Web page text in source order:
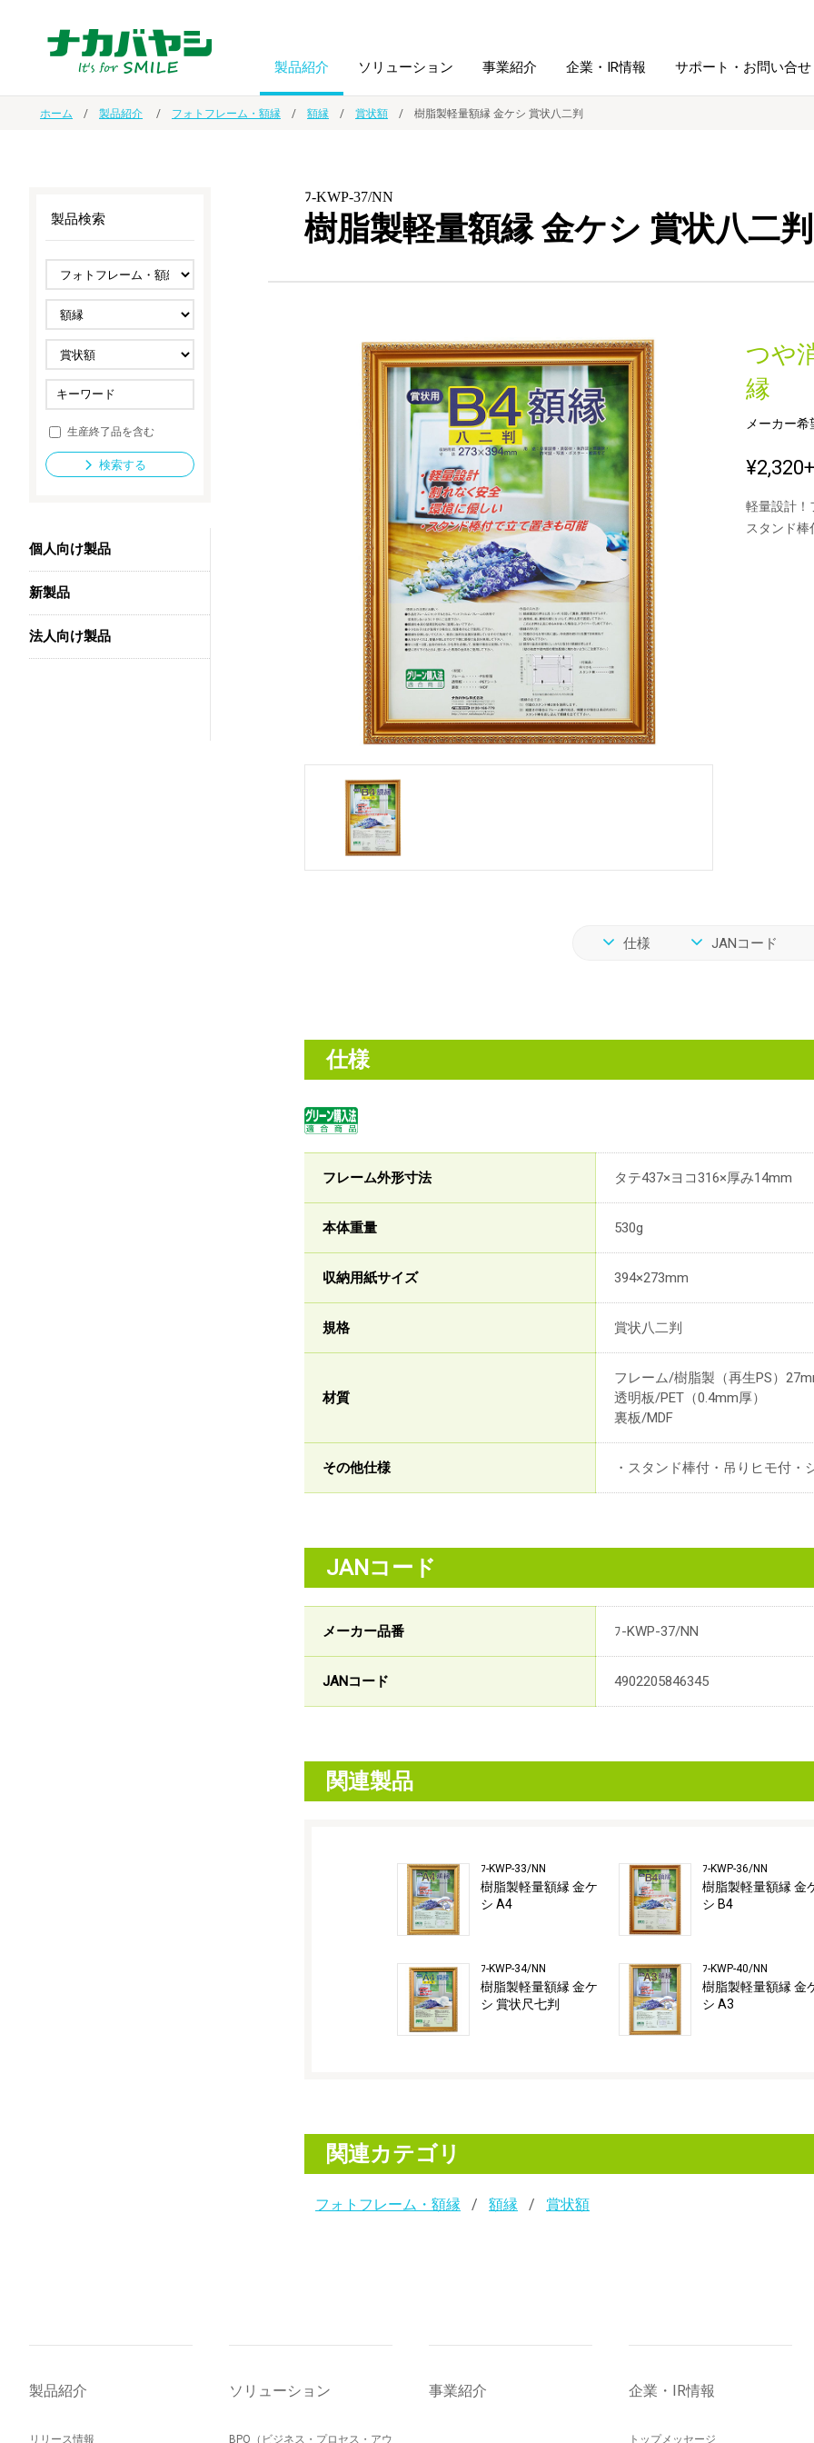
製品紹介
ノート・紙製品
ファイル・
ホルダー用品
スマートフォン・
タブレット関連
セキュリティ用品
シルバー デジタル文具
法人向け製品 新製品一覧
ソリューション
オーダー手帳・ノベルティ制作 学校ソリューション
ドキュメントスキャニングサービス
導入事例
事業紹介 企業・IR情報
IR情報 沿革
サステナビリティ
サポート・お問い合せ
ホーム 製品紹介 フォトフレーム・額縁 額縁 賞状額 樹脂製軽量額縁 金ケシ 賞状八二判
ﾌ-KWP-37/NN
樹脂製軽量額縁 金ケシ 賞状八二判
つや
縁
メーカー
¥2,320
軽量設計！
スタンド
仕様 JANコード
仕様
フレーム外形寸法 タテ437×ヨコ316×厚み14mm
本体重量 530g
収納用紙サイズ 394×273mm
規格 賞状八二判
材質
フレーム/樹脂製（再生PS）
透明板/PET（0.4mm厚）
裏板/MDF
その他仕様 ・スタンド棒付・吊りヒモ付・
JANコード
メーカー品番 ﾌ-KWP-37/NN
JANコード 4902205846345
関連製品
ﾌ-KWP-33/NN
樹脂製軽量額縁 金ケ
シ A4
ﾌ-KWP-34/NN
樹脂製軽量額縁 金ケ
シ 賞状尺七判
ﾌ-KWP-36/NN
樹脂製軽量額縁 金
シ B4
ﾌ-KWP-40/NN
樹脂製軽量額縁 金
シ A3
関連カテゴリ
フォトフレーム・額縁 額縁 賞状額
製品検索
生産終了品を含む
検索する
個人向け製品
新製品
法人向け製品
製品紹介
リリース情報
ソリューション
BPO（ビジネス・プロセス・アウ
事業紹介 企業・IR情報
トップメッセージ